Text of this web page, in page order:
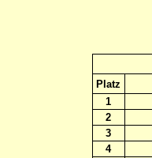
Platz
1
2
3
4